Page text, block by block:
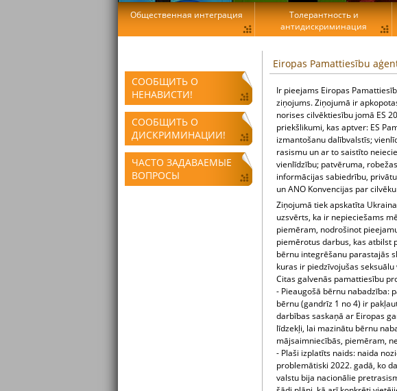
СООБЩИТЬ О
НЕНАВИСТИ!
СООБЩИТЬ О
ДИСКРИМИНАЦИИ!
ЧАСТО ЗАДАВАЕМЫЕ
ВОПРОСЫ
Eiropas Pamattiesību
Ir pieejams Eiropas
ziņojums. Ziņojumā ir
norises cilvēktiesību jomā ES
priekšlikumi, kas aptver: ES
izmantošanu dalībvalstīs;
rasismu un ar to saistīto
vienlīdzību; patvēruma,
informācijas sabiedrību,
un ANO Konvencijas par
Ziņojumā tiek apskatīta
uzsvērts, ka ir nepieciešams
piemēram, nodrošinot
piemērotus darbus, kas atbilst
bērnu integrēšanu parastajās
kuras ir piedzīvojušas
Citas galvenās pamattiesību
- Pieaugošā bērnu nabadzība:
bērnu (gandrīz 1 no 4) ir
darbības saskaņā ar Eiropas
līdzekļi, lai mazinātu bērnu
mājsaimniecībās, piemēram,
- Plaši izplatīts naids: naida
problemātiski 2022. gadā, ko
valstu bija nacionālie
Общественная интеграция
Толерантность и
антидискриминация